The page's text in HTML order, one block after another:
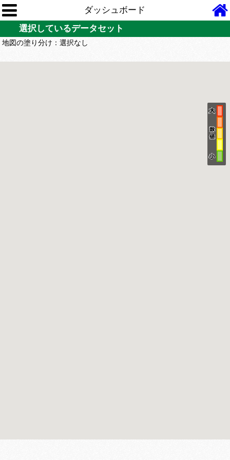
ダッシュボード
選択しているデータセット
地図の塗り分け： 選択なし